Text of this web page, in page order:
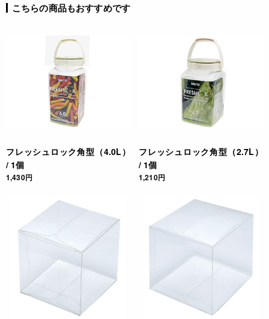
・風味を逃がさず、湿気を遮る高気密性
・大口径で中身の出し入れがしやすい
ご利用方法
* ご使用前によく洗浄してください。
* スポンジや柔らかい布に中性洗剤を付け、ぬるま湯で洗って
ください。洗った後は、柔らかい布で拭くか自然乾燥させてく
けください。
* 冷凍庫に入れないで下さい。また、ドライアイスや炭酸飲料
は入れないで下さい。
が、ご使用前の洗浄で臭わなくなります。
JANコード
4904776512490
こちらの商品もおすすめです
フレッシュロック角型（4.0L）
/ 1個
1,430円
フレッシュロック角型（2.7L）
/ 1個
1,210円